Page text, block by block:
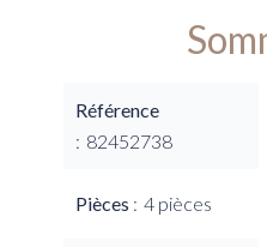
Référence
82452738
Pièces 4 pièces